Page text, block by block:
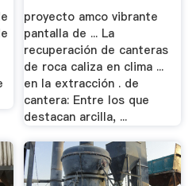
proyecto amco vibrante
pantalla de ... La
recuperación de canteras
de roca caliza en clima ...
en la extracción . de
cantera: Entre los que
destacan arcilla, ...